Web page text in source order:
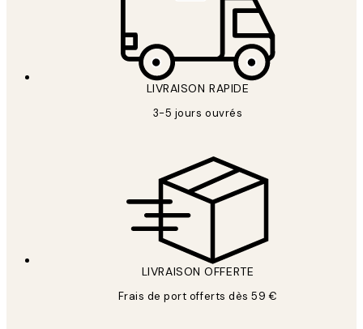
LIVRAISON RAPIDE
3-5 jours ouvrés
LIVRAISON OFFERTE
Frais de port offerts dès 59 €